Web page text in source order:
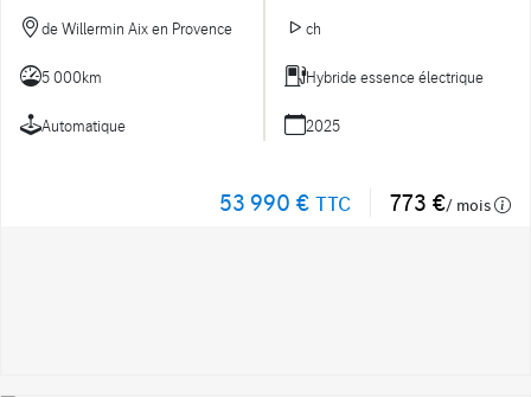
de Willermin Aix en Provence ch
5 000km Hybride essence électrique
Automatique 2025
53 990 € TTC 773 €/ mois